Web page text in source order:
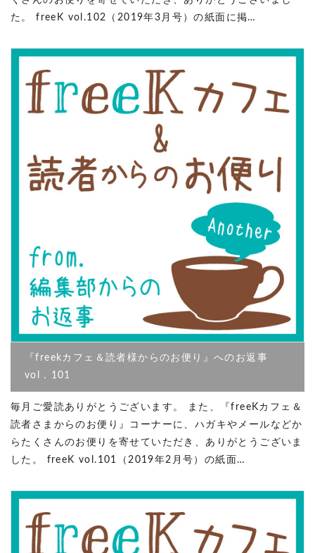
た。 freeK vol.102（2019年3月号）の紙面に掲…
『freekカフェ＆読者様からのお便り』へのお返事
vol．101
毎月ご愛読ありがとうございます。 また、『freeKカフェ＆
読者さまからのお便り』コーナーに、ハガキやメールなどか
らたくさんのお便りを寄せていただき、ありがとうございま
した。 freeK vol.101（2019年2月号）の紙面…